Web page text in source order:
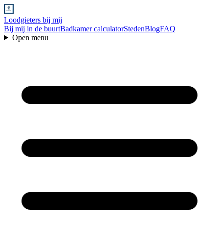
Loodgieters bij mij
Bij mij in de buurtBadkamer calculatorStedenBlogFAQ
Open menu